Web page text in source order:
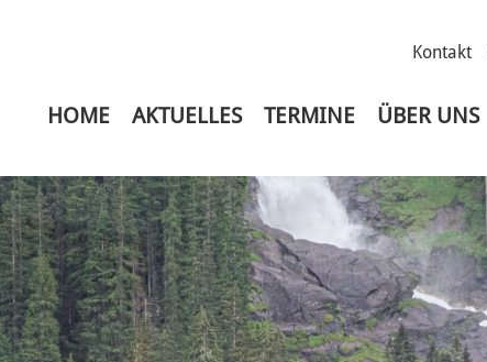
Kontakt
HOME AKTUELLES TERMINE ÜBER UNS